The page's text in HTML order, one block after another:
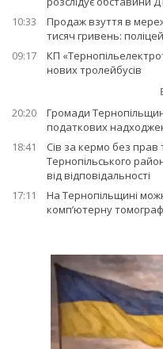
10:33
Продаж взуття в
тисяч гривень:
09:17
КП
нових тролейбусів
20:20
Громади
податкових
18:41
Сів за кермо без
Тернопільського
від відповідальності
17:11
На Тернопільщині
комп’ютерну